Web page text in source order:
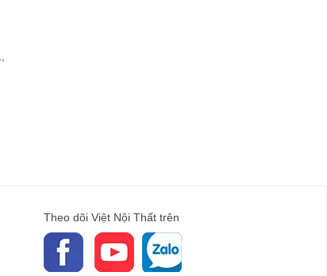
Theo dõi Việt Nội Thất trên